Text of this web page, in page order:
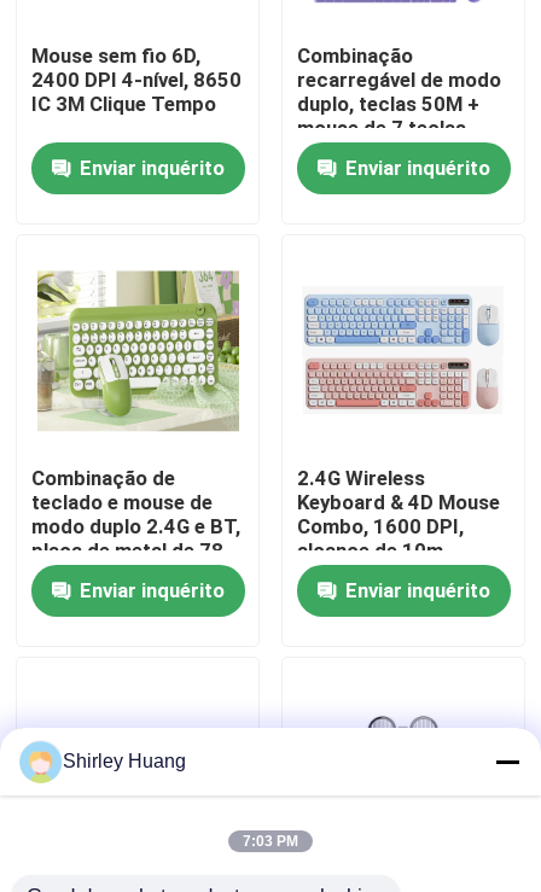
Para casa
Produtos
Sobre nós
Visita à fábrica
Controle de qualidade
Contacte-nos
Casos
Solicite um orçamento
Mouse sem fio 6D,
2400 DPI 4-nível, 8650
IC 3M Clique Tempo
Enviar inquérito
Combinação
recarregável de modo
duplo, teclas 50M +
mouse de 7 teclas,
carregamento rápido
tipo-CEnviar inquérito
Combinação de
teclado e mouse de
modo duplo 2.4G e BT,
placa de metal de 78
teclas + botão
giratório, 500mAh
Enviar inquérito
2.4G Wireless
Keyboard & 4D Mouse
Combo, 1600 DPI,
alcance de 10m
Enviar inquérito
Shirley Huang
7:03 PM